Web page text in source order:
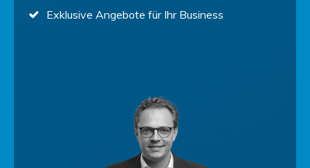
Exklusive Angebote für Ihr Business